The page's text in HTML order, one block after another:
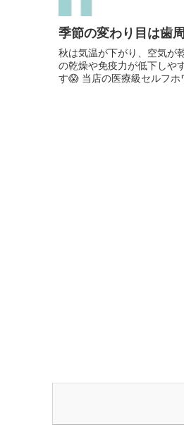
季節の変わり目は歯
秋は気温が下がり、空気が乾燥します🍂
の乾燥や免疫力が低下しや
す😱 当店の医療級セルフホワイトニングは、歯を白くする